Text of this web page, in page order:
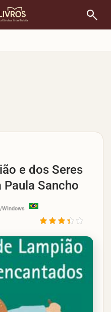
e dos Seres
Sancho
3.4/5
- (9
votos)